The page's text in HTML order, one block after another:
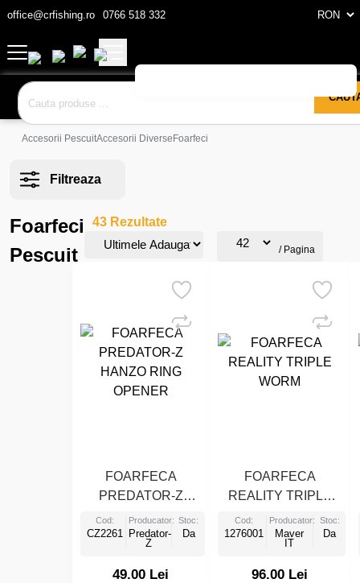
office@crfishing.ro 0766 518 332
Accesorii PescuitAccesorii Diverse Foarfeci
Filtreaza
Foarfeci
Pescuit
43 Rezultate
/ Pagina
FOARFECA
PREDATOR-Z
HANZO RING
OPENER
Cod:
CZ2261
Producator:
Predator-
Z
Stoc:
Da
49.00 Lei
FOARFECA
REALITY TRIPLE
WORM
Cod:
1276001
Producator:
Maver
IT
Stoc:
Da
96.00 Lei